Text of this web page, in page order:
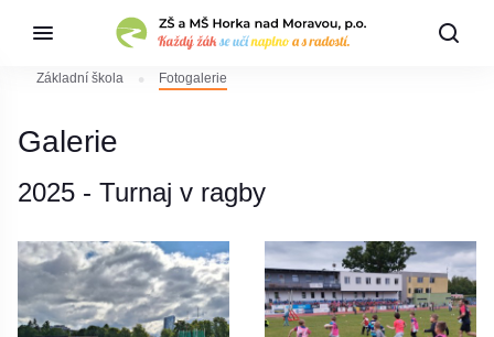
Základní škola Fotogalerie
Galerie
2025 - Turnaj v ragby